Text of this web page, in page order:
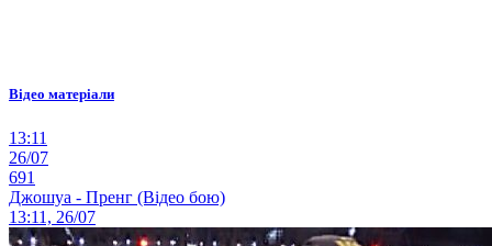
Відео матеріали
13:11
26/07
691
Джошуа - Пренг (Відео бою)
13:11, 26/07